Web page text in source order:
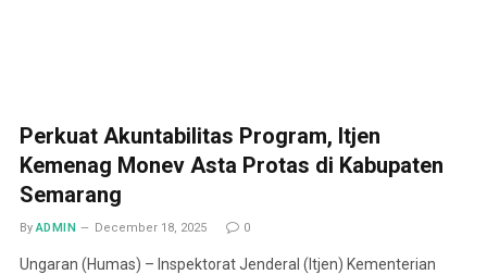
Perkuat Akuntabilitas Program, Itjen
Kemenag Monev Asta Protas di Kabupaten
Semarang
By ADMIN December 18, 2025 0
Ungaran (Humas) – Inspektorat Jenderal (Itjen) Kementerian